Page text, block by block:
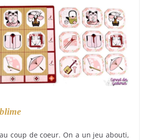
coup de coeur. On a un jeu abouti,